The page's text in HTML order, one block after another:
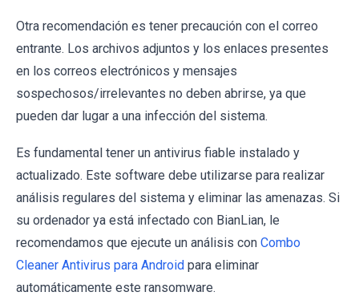
Otra recomendación es tener precaución con el correo
entrante. Los archivos adjuntos y los enlaces presentes
en los correos electrónicos y mensajes
sospechosos/irrelevantes no deben abrirse, ya que
pueden dar lugar a una infección del sistema.
Es fundamental tener un antivirus fiable instalado y
actualizado. Este software debe utilizarse para realizar
análisis regulares del sistema y eliminar las amenazas. Si
su ordenador ya está infectado con BianLian, le
recomendamos que ejecute un análisis con Combo
Cleaner Antivirus para Android para eliminar
automáticamente este ransomware.